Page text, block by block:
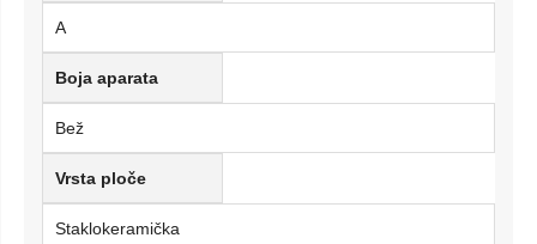
A
Boja aparata
Bež
Vrsta ploče
Staklokeramička